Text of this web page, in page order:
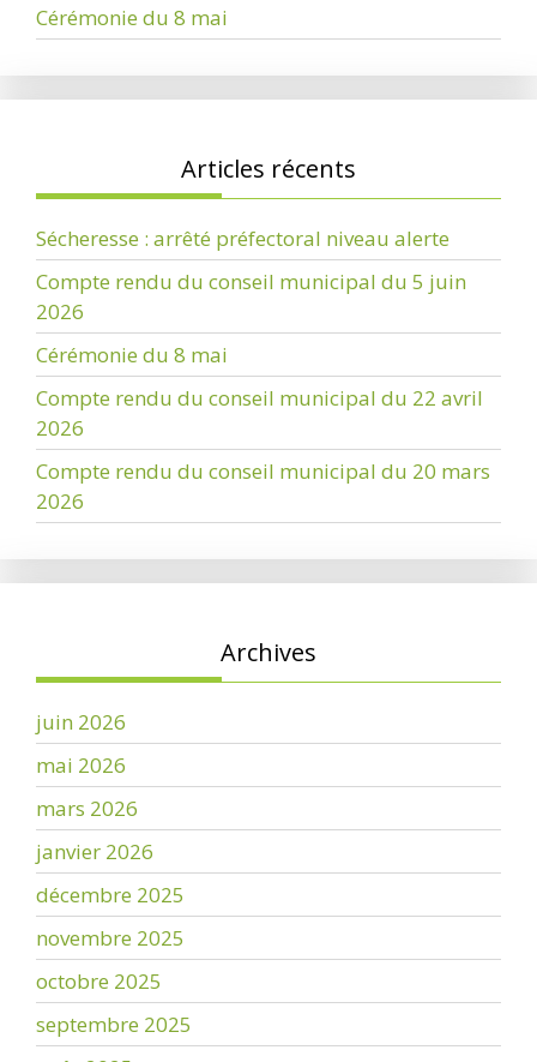
Cérémonie du 8 mai
Articles récents
Sécheresse : arrêté préfectoral niveau alerte
Compte rendu du conseil municipal du 5 juin
2026
Cérémonie du 8 mai
Compte rendu du conseil municipal du 22 avril
2026
Compte rendu du conseil municipal du 20 mars
2026
Archives
juin 2026
mai 2026
mars 2026
janvier 2026
décembre 2025
novembre 2025
octobre 2025
septembre 2025